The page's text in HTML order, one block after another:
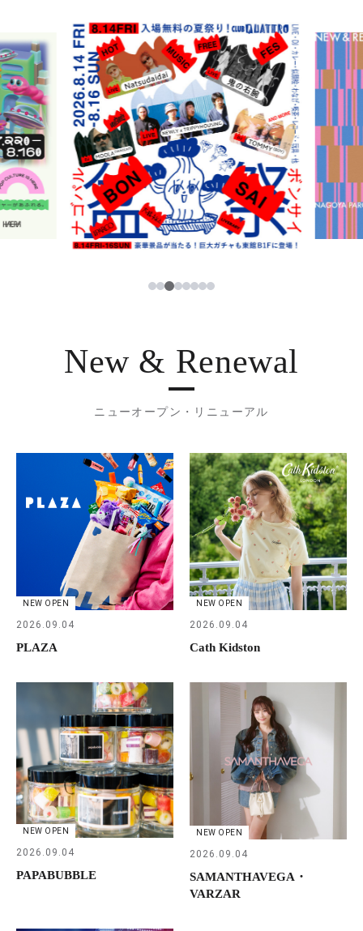
レストラン・カフェ
TAX FREE
PARCOメンバーズ
JP
ภาษาไทย
日本語
1234567
New & Renewal
ニューオープン・リニューアル
NEW OPEN
2026.09.04
PLAZA
NEW OPEN
2026.09.04
Cath Kidston
NEW OPEN
2026.09.04
PAPABUBBLE
NEW OPEN
2026.09.04
SAMANTHAVEGA・
VARZAR